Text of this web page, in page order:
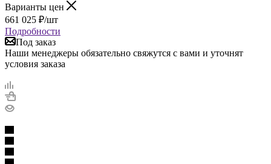
Варианты цен
661 025 ₽/шт
Подробности
Под заказ
Наши менеджеры обязательно свяжутся с вами и уточнят
условия заказа